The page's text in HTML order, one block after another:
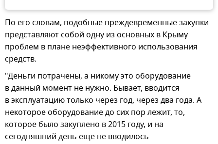
По его словам, подобные преждевременные закупки
представляют собой одну из основных в Крыму
проблем в плане неэффективного использования
средств.
"Деньги потрачены, а никому это оборудование
в данный момент не нужно. Бывает, вводится
в эксплуатацию только через год, через два года. А
некоторое оборудование до сих пор лежит, то,
которое было закуплено в 2015 году, и на
сегодняшний день еще не вводилось